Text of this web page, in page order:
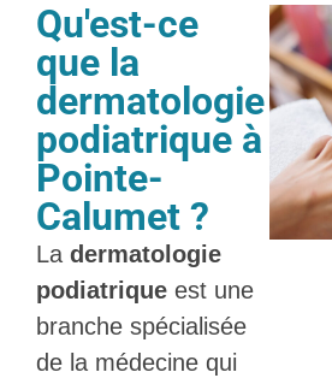
Qu'est-ce
que la
dermatologie
podiatrique à
Pointe-
Calumet ?
La dermatologie
podiatrique est une
branche spécialisée
de la médecine qui